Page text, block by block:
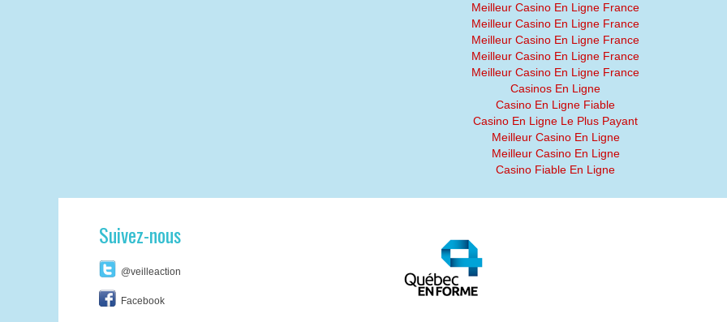
Meilleur Casino En Ligne France
Meilleur Casino En Ligne France
Meilleur Casino En Ligne France
Meilleur Casino En Ligne France
Meilleur Casino En Ligne France
Casinos En Ligne
Casino En Ligne Fiable
Casino En Ligne Le Plus Payant
Meilleur Casino En Ligne
Meilleur Casino En Ligne
Casino Fiable En Ligne
Suivez-nous
@veilleaction
Facebook